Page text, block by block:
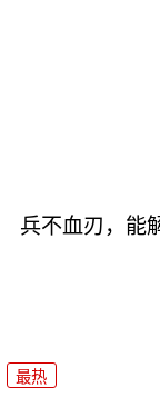
兵不血刃，能
最热